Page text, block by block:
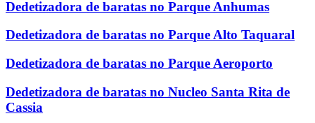
Dedetizadora de baratas no Parque Anhumas
Dedetizadora de baratas no Parque Alto Taquaral
Dedetizadora de baratas no Parque Aeroporto
Dedetizadora de baratas no Nucleo Santa Rita de
Cassia